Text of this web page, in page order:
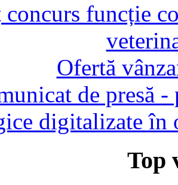
funcție
Ofertă
de presă
digitalizate în
Top